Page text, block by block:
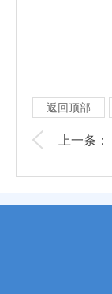
返回顶部
上一条：